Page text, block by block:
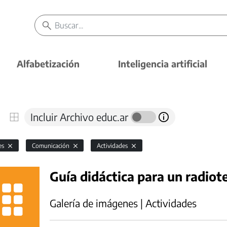
Alfabetización Inteligencia artificial
Incluir Archivo educ.ar
Comunicación Actividades
Guía didáctica para un
Galería de imágenes | Actividades